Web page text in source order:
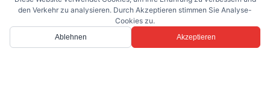
den Verkehr zu analysieren. Durch Akzeptieren stimmen Sie Analyse-
Cookies zu.
Ablehnen Akzeptieren